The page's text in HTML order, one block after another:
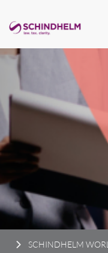
SCHINDHELM